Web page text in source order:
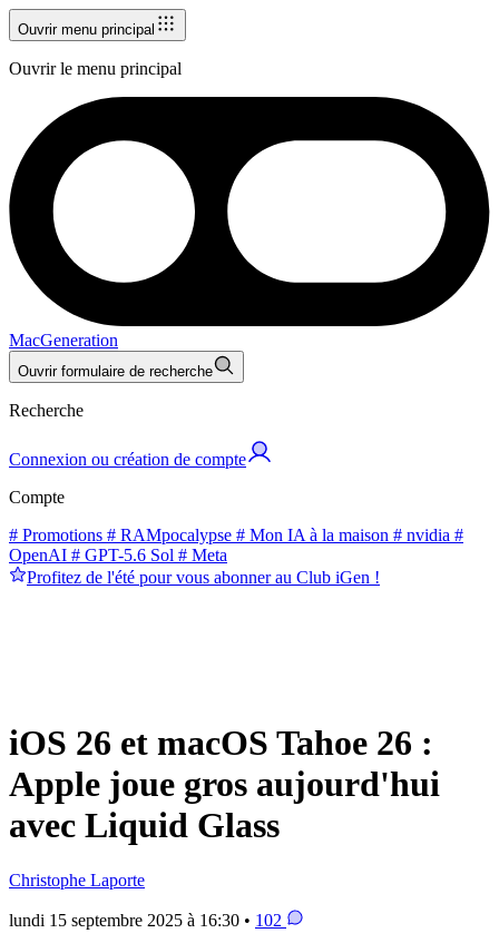
Ouvrir menu principal
Ouvrir le menu principal
MacGeneration
Ouvrir formulaire de recherche
Recherche
Connexion ou création de compte
Compte
# Promotions # RAMpocalypse # Mon IA à la maison # nvidia #
OpenAI # GPT-5.6 Sol # Meta
Profitez de l'été pour vous abonner au Club iGen !
iOS 26 et macOS Tahoe 26 :
Apple joue gros aujourd'hui
avec Liquid Glass
Christophe Laporte
lundi 15 septembre 2025 à 16:30 • 102